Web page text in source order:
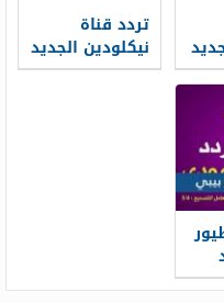
تردد قناة
نيكلودين الجديد
2026 Nickelodeon
2026